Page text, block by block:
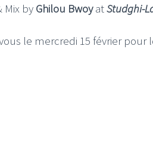
Mix by Ghilou BwoyatStudghi-
le mercredi 15 février pour